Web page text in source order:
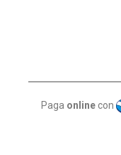
Paga online con